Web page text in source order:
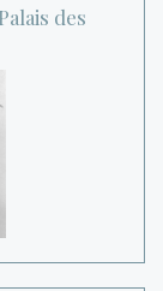
des